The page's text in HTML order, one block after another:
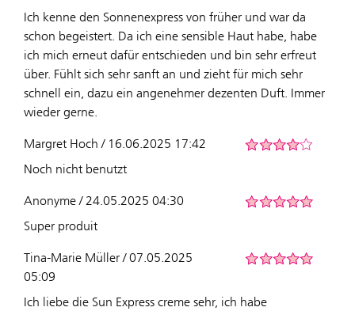
Ich kenne den Sonnenexpress von früher und war da
schon begeistert. Da ich eine sensible Haut habe, habe
ich mich erneut dafür entschieden und bin sehr erfreut
über. Fühlt sich sehr sanft an und zieht für mich sehr
schnell ein, dazu ein angenehmer dezenten Duft. Immer
wieder gerne.
Margret Hoch / 16.06.2025 17:42
Noch nicht benutzt
Anonyme / 24.05.2025 04:30
Super produit
Tina-Marie Müller / 07.05.2025
05:09
Ich liebe die Sun Express creme sehr, ich habe